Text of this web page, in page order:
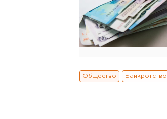
Общество Банкротство